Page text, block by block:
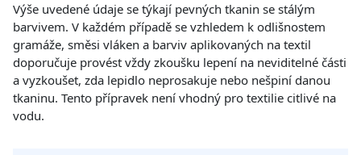
Výše uvedené údaje se týkají pevných tkanin se stálým
barvivem. V každém případě se vzhledem k odlišnostem
gramáže, směsi vláken a barviv aplikovaných na textil
doporučuje provést vždy zkoušku lepení na neviditelné části
a vyzkoušet, zda lepidlo neprosakuje nebo nešpiní danou
tkaninu. Tento přípravek není vhodný pro textilie citlivé na
vodu.